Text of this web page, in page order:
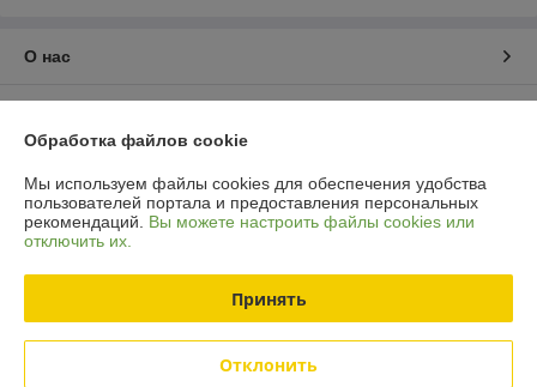
О нас
График работы
Полная версия сайта
Политика обработки cookies
Обработка файлов cookie
Мы используем файлы cookies для обеспечения удобства
пользователей портала и предоставления персональных
рекомендаций. Вы можете настроить файлы cookies или
отключить их.
Принять
Отклонить